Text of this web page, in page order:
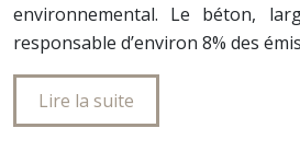
environnemental. Le béton,
responsable d’environ 8% des
Lire la suite